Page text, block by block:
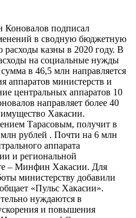
Коновалов подписал
в сводную бюджетную
казны в 2020 году. В
на социальные нужды
в 46,5 млн направляется
аппаратов министерств и
центральных аппаратов 10
направляет более 40
Хакасии.
Тарасовым, получит в
рублей . Почти на 6 млн
аппарата
и региональной
– Минфин Хакасии. Для
министерству добавили
«Пульс Хакасии».
нуждаются в
и повышения